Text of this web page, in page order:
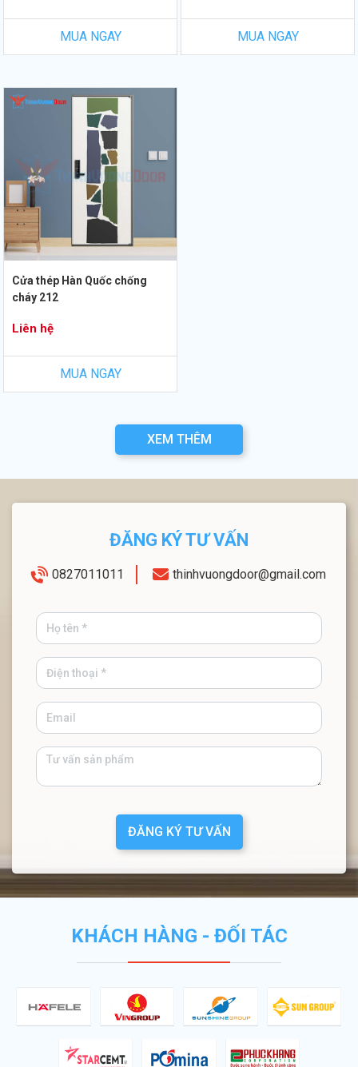
MUA NGAY MUA NGAY
Cửa thép Hàn Quốc chống
cháy 212
Liên hệ
MUA NGAY
XEM THÊM
ĐĂNG KÝ TƯ VẤN
0827011011 thinhvuongdoor@gmail.com
ĐĂNG KÝ TƯ VẤN
KHÁCH HÀNG - ĐỐI TÁC